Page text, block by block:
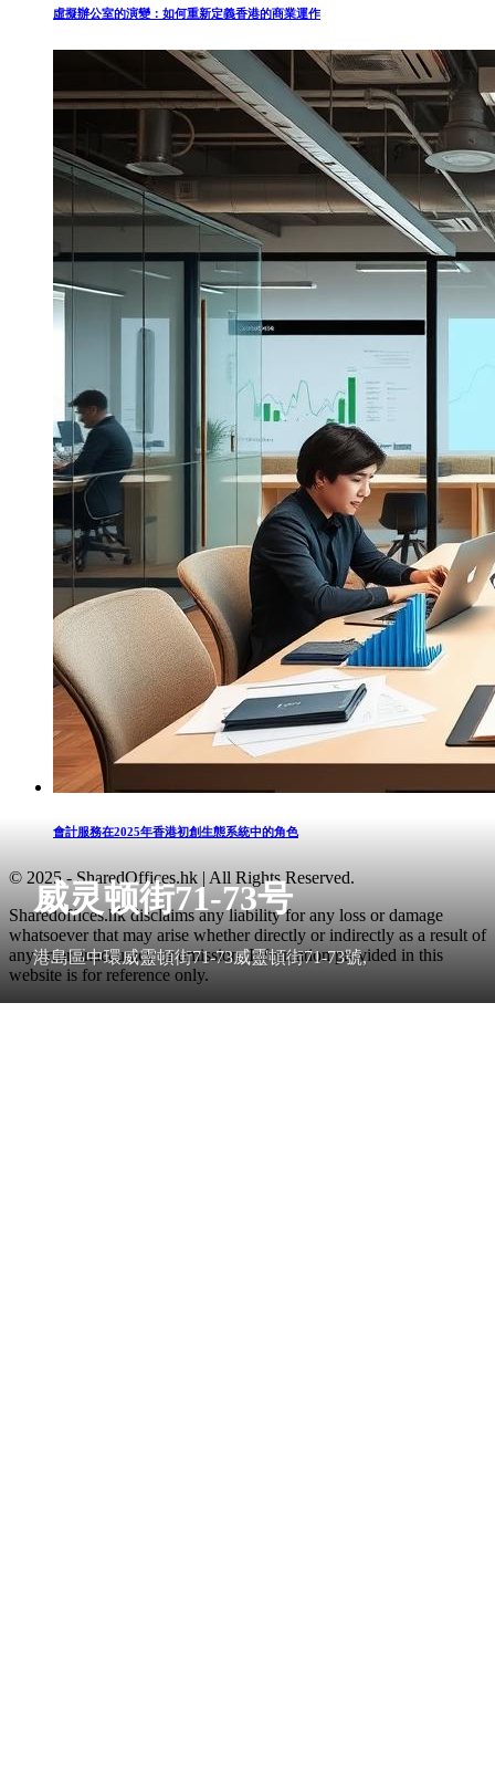
威灵顿街71-73号
港島區中環威靈頓街71-73威靈頓街71-73號,
虛擬辦公室的演變：如何重新定義香港的商業運作
會計服務在2025年香港初創生態系統中的角色
© 2025 - SharedOffices.hk | All Rights Reserved.
Sharedoffices.hk disclaims any liability for any loss or damage
whatsoever that may arise whether directly or indirectly as a result of
any error, inaccuracy or omission. Information provided in this
website is for reference only.